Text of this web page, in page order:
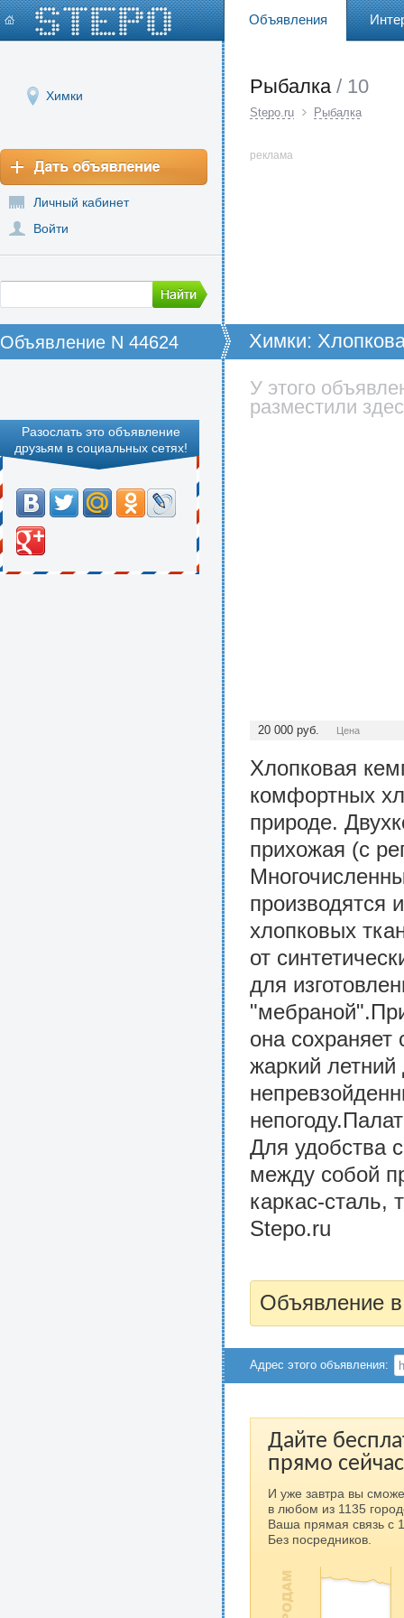
Объявления
Химки
Личный кабинет
Войти
Рыбалка / 10
Stepo.ru Рыбалка
реклама
Объявление N 44624
Химки:
Одна из самых
хлопковых
Разослать это объявление
друзьям в социальных сетях!
У этого
разместили
20 000 руб. Цена
Хлопковая
комфортных
природе.
прихожая (с
производятся
хлопковых
от
для
она
жаркий летний
Для удобства
между собой
каркас-сталь,
Stepo.ru
Объявление
Адрес этого объявления:
Дайте
прямо
И уже завтра вы
в любом из 1135
Ваша прямая связь с
Без посредников.